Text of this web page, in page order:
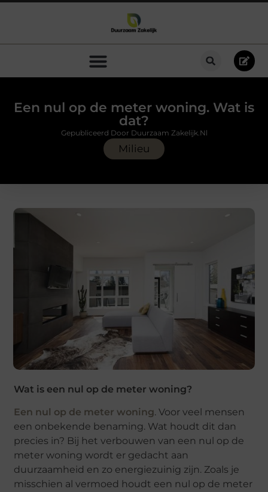
Een nul op de meter woning. Wat is
dat?
Milieu
Gepubliceerd Door Duurzaam Zakelijk.nl
Wat is een nul op de meter woning?
Een nul op de meter woning. Voor veel mensen
een onbekende benaming. Wat houdt dit dan
precies in? Bij het verbouwen van een nul op de
meter woning wordt er gedacht aan
duurzaamheid en zo energiezuinig zijn. Zoals je
misschien al vermoed houdt een nul op de meter